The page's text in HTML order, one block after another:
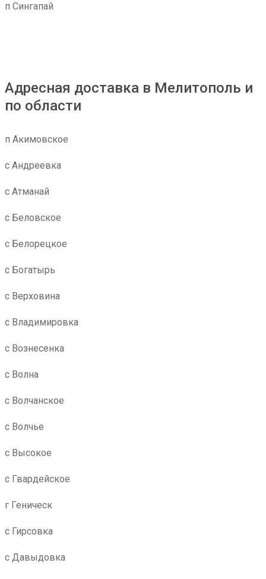
п Сингапай
Адресная доставка в Мелитополь и
по области
п Акимовское
с Андреевка
с Атманай
с Беловское
с Белорецкое
с Богатырь
с Верховина
с Владимировка
с Вознесенка
с Волна
с Волчанское
с Волчье
с Высокое
с Гвардейское
г Геническ
с Гирсовка
с Давыдовка